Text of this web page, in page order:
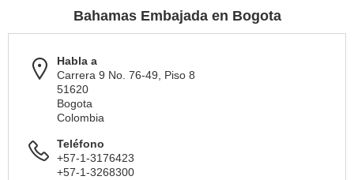
Bahamas Embajada en Bogota
Habla a
Carrera 9 No. 76-49, Piso 8
51620
Bogota
Colombia
Teléfono
+57-1-3176423
+57-1-3268300